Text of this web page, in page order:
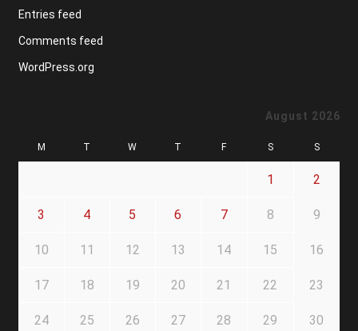
Entries feed
Comments feed
WordPress.org
August 2026
M T W T F S S
1 2
3 4 5 6 7 8 9
10 11 12 13 14 15 16
17 18 19 20 21 22 23
24 25 26 27 28 29 30